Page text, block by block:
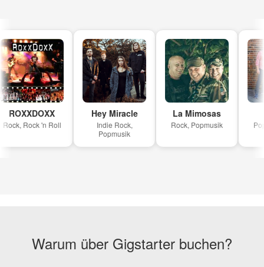
ROXXDOXX
Rock 'n Roll
Hey Miracle
Indie Rock,
Popmusik
La Mimosas
Rock, Popmusik
Warum über Gigstarter buchen?